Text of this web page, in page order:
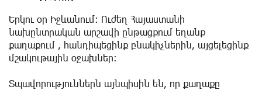
Երկու օր Իջևանում։ Ուժեղ Հայաստանի
նախընտրական արշավի ընթացքում եղանք
քաղաքում , հանդիպեցինք բնակիչներին, այցելեցինք
մշակութային օջախներ:
Տպավորություններն այնպիսին են, որ քաղաքը